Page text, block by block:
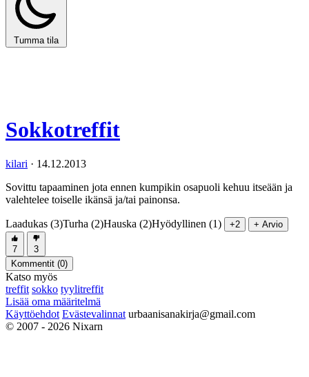
Tumma tila
Sokkotreffit
kilari · 14.12.2013
Sovittu tapaaminen jota ennen kumpikin osapuoli kehuu itseään ja
valehtelee toiselle ikänsä ja/tai painonsa.
Laadukas (3)Turha (2)Hauska (2)Hyödyllinen (1) +2 + Arvio
7
3
Kommentit (0)
Katso myös
treffit sokko tyylitreffit
Lisää oma määritelmä
Käyttöehdot Evästevalinnat urbaanisanakirja@gmail.com
© 2007 - 2026 Nixarn